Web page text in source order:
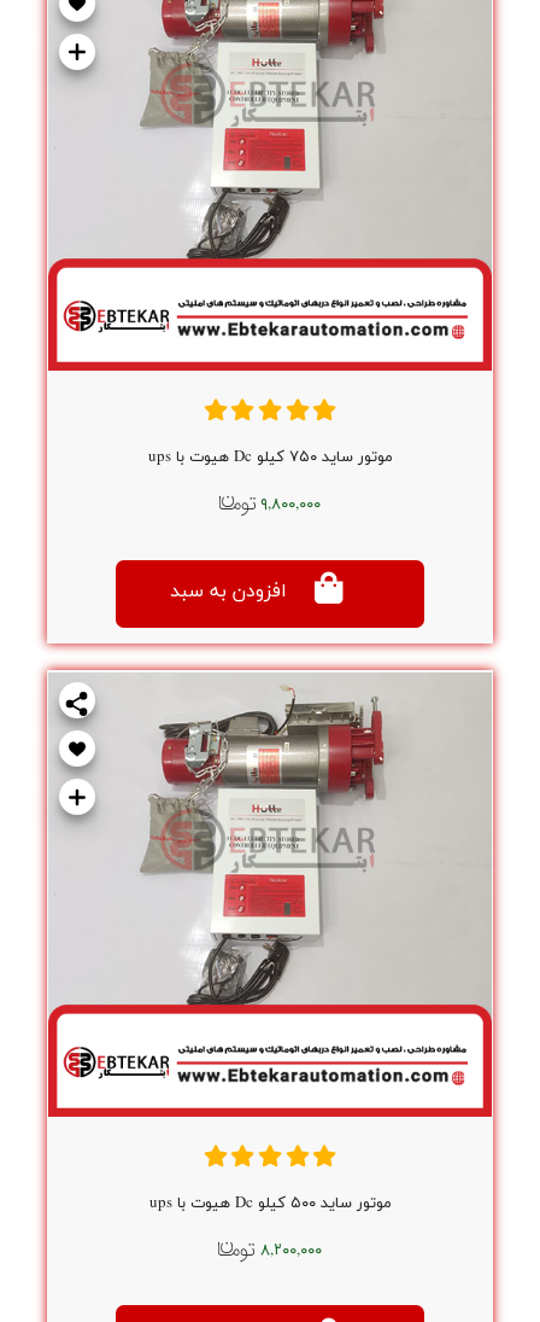
موتور ساید ۷۵۰ کیلو Dc هیوت با ups
۹,۸۰۰,۰۰۰
افزودن به سبد
موتور ساید ۵۰۰ کیلو Dc هیوت با ups
۸,۲۰۰,۰۰۰